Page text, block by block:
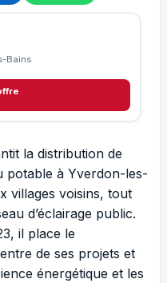
Bains
la distribution de
potable à Yverdon-les-
villages voisins, tout
d’éclairage public.
il place le
de ses projets et
énergétique et les